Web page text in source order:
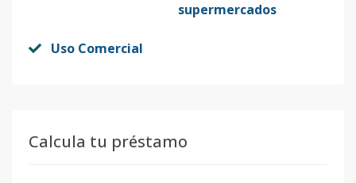
supermercados
Uso Comercial
Calcula tu préstamo